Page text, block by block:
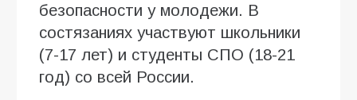
безопасности у молодежи. В
состязаниях участвуют школьники
(7-17 лет) и студенты СПО (18-21
год) со всей России.